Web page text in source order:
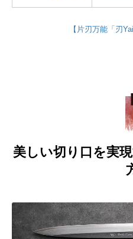
【片刃万能「刃
美しい切り口を実